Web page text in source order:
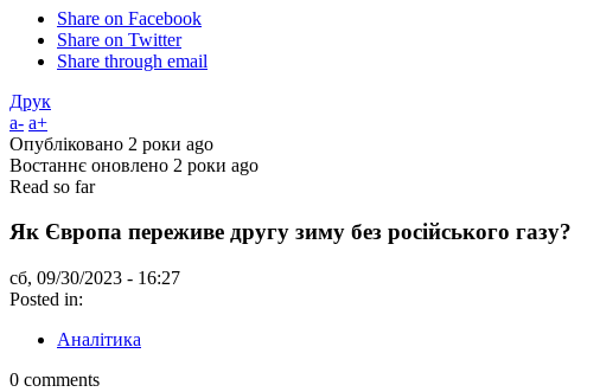
Share on Facebook
Share on Twitter
Share through email
Друк
a- a+
Опубліковано 2 роки ago
Востаннє оновлено 2 роки ago
Read so far
Як Європа переживе другу зиму без російського газу?
сб, 09/30/2023 - 16:27
Posted in:
Аналітика
0 comments